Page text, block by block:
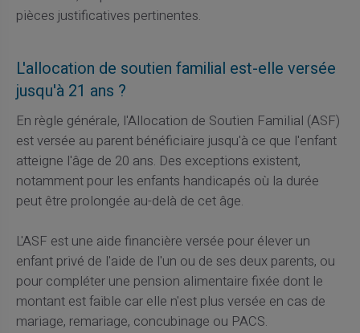
pièces justificatives pertinentes.
L'allocation de soutien familial est-elle versée
jusqu'à 21 ans ?
En règle générale, l'Allocation de Soutien Familial (ASF)
est versée au parent bénéficiaire jusqu'à ce que l'enfant
atteigne l'âge de 20 ans. Des exceptions existent,
notamment pour les enfants handicapés où la durée
peut être prolongée au-delà de cet âge.
L'ASF est une aide financière versée pour élever un
enfant privé de l'aide de l'un ou de ses deux parents, ou
pour compléter une pension alimentaire fixée dont le
montant est faible car elle n'est plus versée en cas de
mariage, remariage, concubinage ou PACS.